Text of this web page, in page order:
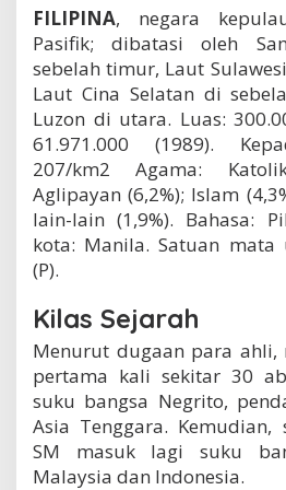
A
L
e
n
g
a
p
FILIPINA, negara
Pasifik; dibatasi oleh
sebelah timur, Laut
Laut Cina Selatan di
Luzon di utara. Luas:
61.971.000 (1989).
207/km2 Agama:
Aglipayan (6,2%); Islam
lain-lain (1,9%). Bahasa:
kota: Manila. Satuan mata
(P).
Kilas Sejarah
Menurut dugaan para ahli,
pertama kali sekitar 30
suku bangsa Negrito,
Asia Tenggara.
SM masuk lagi suku
Malaysia dan Indonesia.